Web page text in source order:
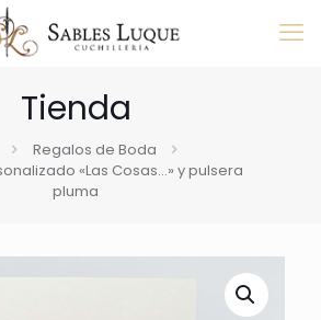
Tienda
Regalos de Boda
«Las Cosas…» y pulsera
pluma